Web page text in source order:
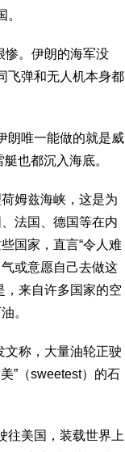
惨。伊朗的海军没
飞弹和无人机本身都
朗唯一能做的就是威
也都沉入海底。
姆兹海峡，这是为
法国、德国等在内
国家，直言“令人难
或意愿自己去做这
，来自许多国家的空
。
文称，大量油轮正驶
”（sweetest）的石
往美国，装载世界上